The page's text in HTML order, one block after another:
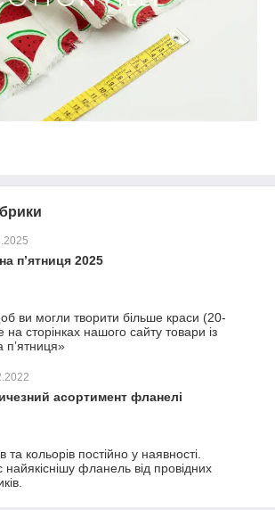
пʼятниця 2025
ви могли творити більше краси (20-
сторінках нашого сайту товари із
пʼятниця»
асортимент фланелі
та кольорів постійно у наявності.
фланель від провідних